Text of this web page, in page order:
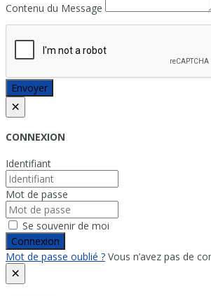
Contenu du Message
Envoyer
×
CONNEXION
Identifiant
Mot de passe
Se souvenir de moi
Connexion
Mot de passe oublié ? Vous n’avez pas de
×